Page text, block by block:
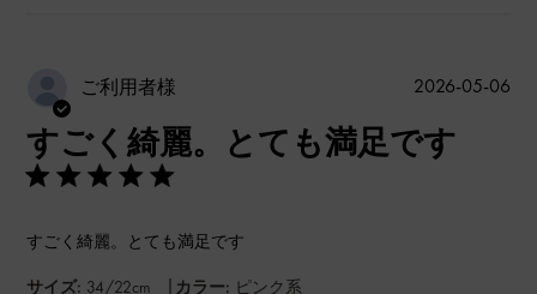
ご利用者様
すごく綺麗。とても満足です
すごく綺麗。とても満足です
サイズ: 34/22cm | カラー: ピンク系
公
2026-05-06